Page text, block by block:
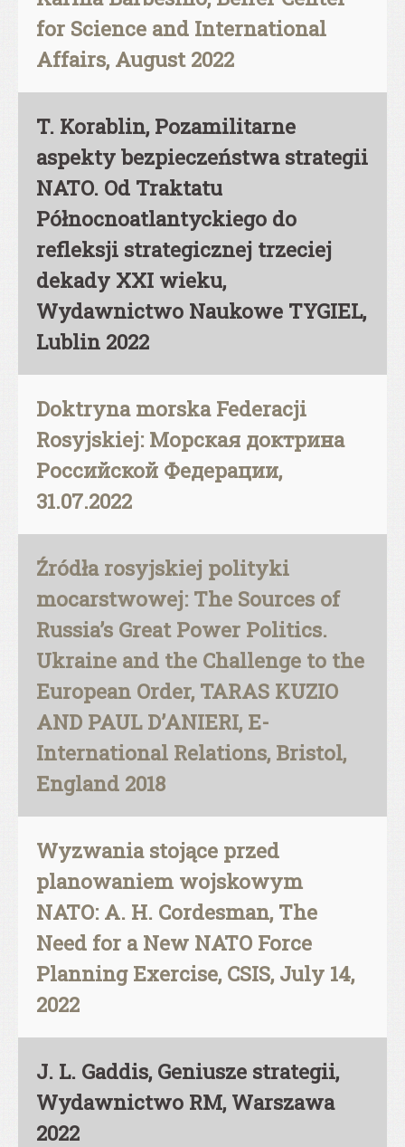
for Science and International
Affairs, August 2022
T. Korablin, Pozamilitarne
aspekty bezpieczeństwa strategii
NATO. Od Traktatu
Północnoatlantyckiego do
refleksji strategicznej trzeciej
dekady XXI wieku,
Wydawnictwo Naukowe TYGIEL,
Lublin 2022
Doktryna morska Federacji
Rosyjskiej: Морская доктрина
Российской Федерации,
31.07.2022
Źródła rosyjskiej polityki
mocarstwowej: The Sources of
Russia’s Great Power Politics.
Ukraine and the Challenge to the
European Order, TARAS KUZIO
AND PAUL D’ANIERI, E-
International Relations, Bristol,
England 2018
Wyzwania stojące przed
planowaniem wojskowym
NATO: A. H. Cordesman, The
Need for a New NATO Force
Planning Exercise, CSIS, July 14,
2022
J. L. Gaddis, Geniusze strategii,
Wydawnictwo RM, Warszawa
2022